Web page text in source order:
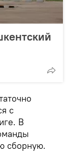
с
В
сборную.